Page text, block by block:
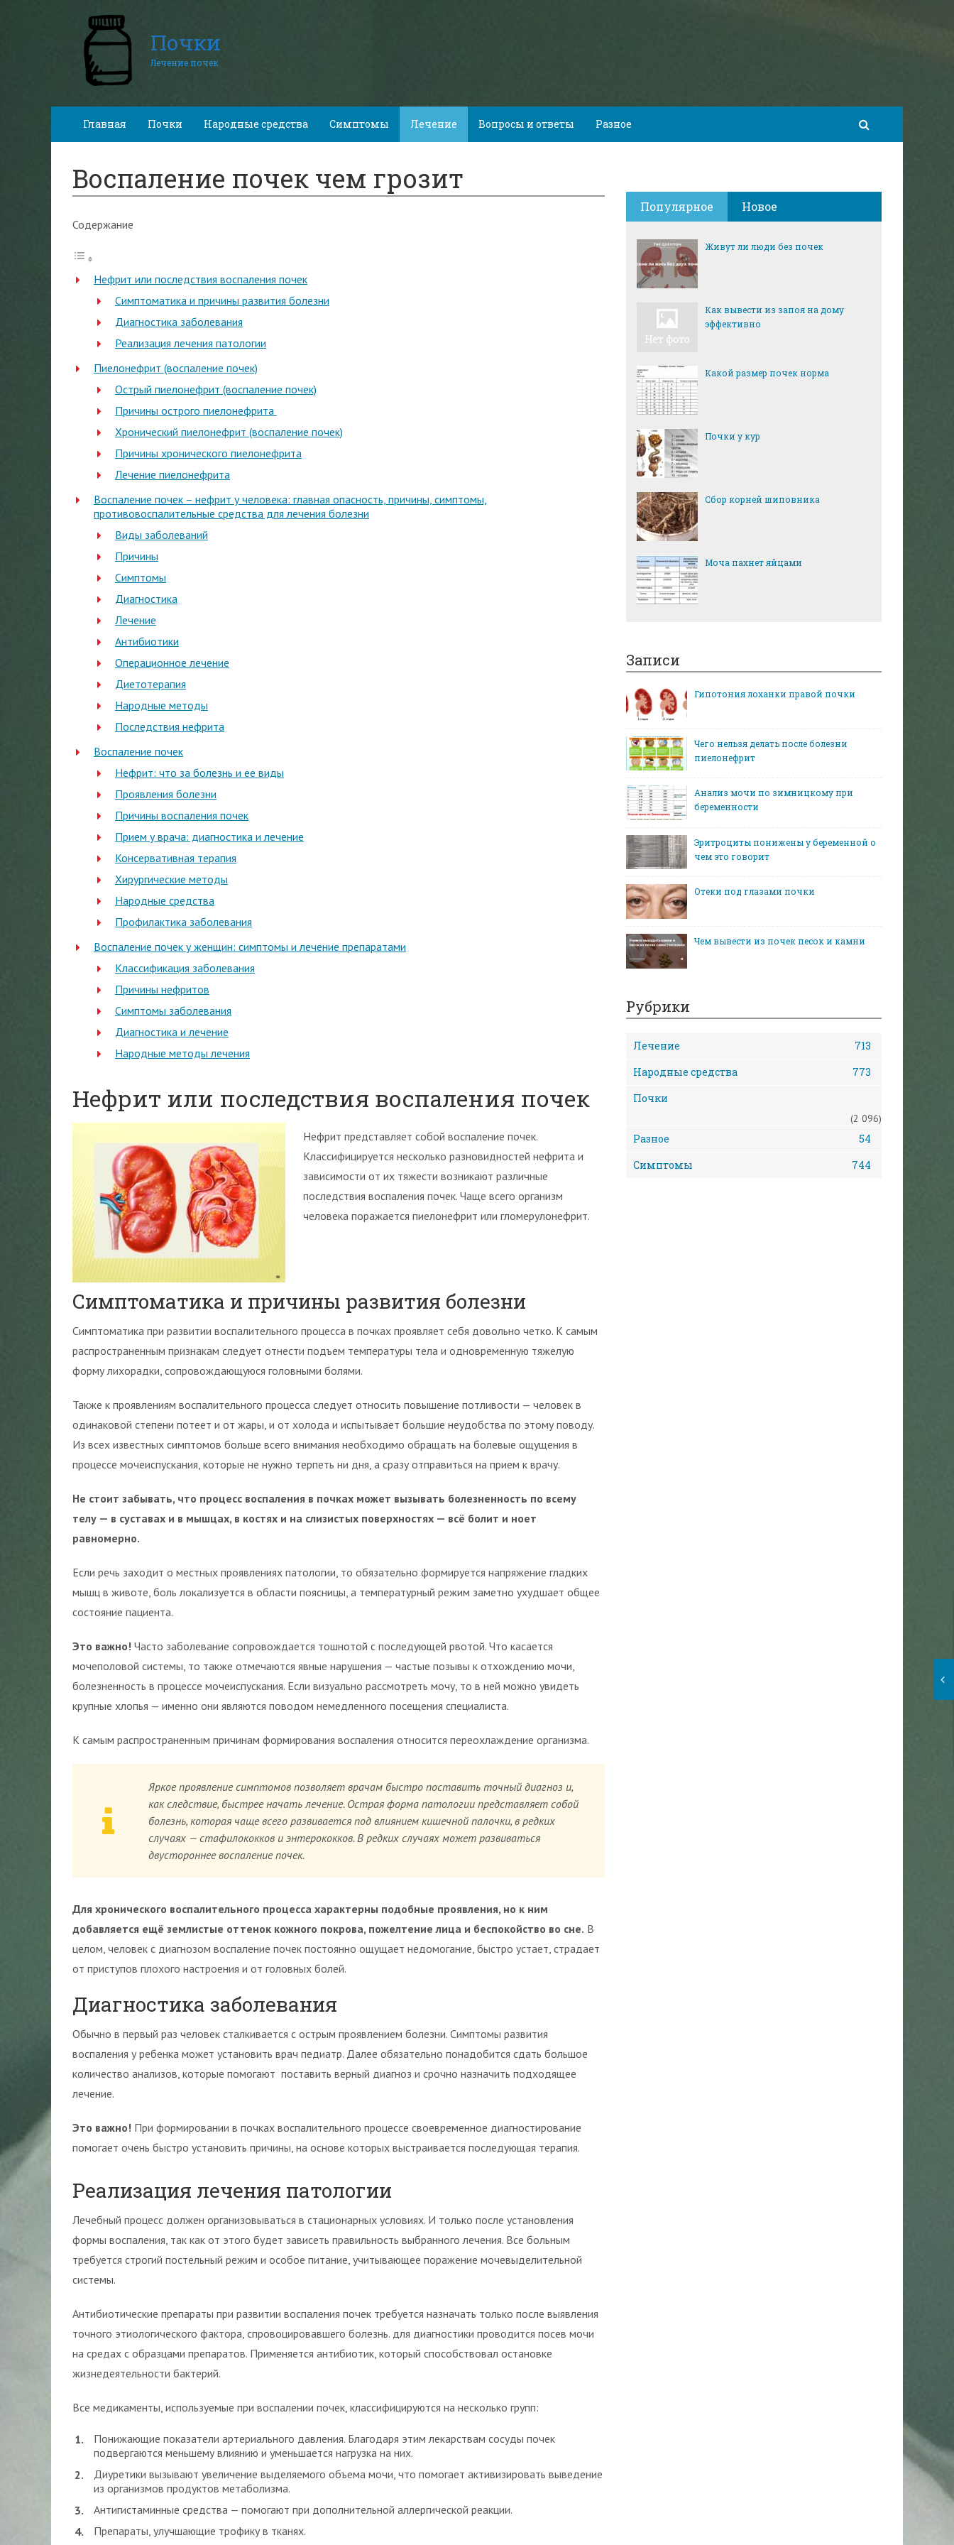
Почки
Лечение почек
Главная Почки Народные средства Симптомы Лечение Вопросы и ответы Разное
Воспаление почек чем грозит
Содержание
Нефрит или последствия воспаления почек
Симптоматика и причины развития болезни
Диагностика заболевания
Реализация лечения патологии
Пиелонефрит (воспаление почек)
Острый пиелонефрит (воспаление почек)
Причины острого пиелонефрита
Хронический пиелонефрит (воспаление почек)
Причины хронического пиелонефрита
Лечение пиелонефрита
Воспаление почек – нефрит у человека: главная опасность, причины, симптомы,
противовоспалительные средства для лечения болезни
Виды заболеваний
Причины
Симптомы
Диагностика
Лечение
Антибиотики
Операционное лечение
Диетотерапия
Народные методы
Последствия нефрита
Воспаление почек
Нефрит: что за болезнь и ее виды
Проявления болезни
Причины воспаления почек
Прием у врача: диагностика и лечение
Консервативная терапия
Хирургические методы
Народные средства
Профилактика заболевания
Воспаление почек у женщин: симптомы и лечение препаратами
Классификация заболевания
Причины нефритов
Симптомы заболевания
Диагностика и лечение
Народные методы лечения
Нефрит или последствия воспаления почек
Нефрит представляет собой воспаление почек.
Классифицируется несколько разновидностей нефрита и
зависимости от их тяжести возникают различные
последствия воспаления почек. Чаще всего организм
человека поражается пиелонефрит или гломерулонефрит.
Симптоматика и причины развития болезни
Симптоматика при развитии воспалительного процесса в почках проявляет себя довольно четко. К самым
распространенным признакам следует отнести подъем температуры тела и одновременную тяжелую
форму лихорадки, сопровождающуюся головными болями.
Также к проявлениям воспалительного процесса следует относить повышение потливости — человек в
одинаковой степени потеет и от жары, и от холода и испытывает большие неудобства по этому поводу.
Из всех известных симптомов больше всего внимания необходимо обращать на болевые ощущения в
процессе мочеиспускания, которые не нужно терпеть ни дня, а сразу отправиться на прием к врачу.
Не стоит забывать, что процесс воспаления в почках может вызывать болезненность по всему
телу — в суставах и в мышцах, в костях и на слизистых поверхностях — всё болит и ноет
равномерно.
Если речь заходит о местных проявлениях патологии, то обязательно формируется напряжение гладких
мышц в животе, боль локализуется в области поясницы, а температурный режим заметно ухудшает общее
состояние пациента.
Это важно! Часто заболевание сопровождается тошнотой с последующей рвотой. Что касается
мочеполовой системы, то также отмечаются явные нарушения — частые позывы к отхождению мочи,
болезненность в процессе мочеиспускания. Если визуально рассмотреть мочу, то в ней можно увидеть
крупные хлопья — именно они являются поводом немедленного посещения специалиста.
К самым распространенным причинам формирования воспаления относится переохлаждение организма.
Яркое проявление симптомов позволяет врачам быстро поставить точный диагноз и,
как следствие, быстрее начать лечение. Острая форма патологии представляет собой
болезнь, которая чаще всего развивается под влиянием кишечной палочки, в редких
случаях — стафилококков и энтерококков. В редких случаях может развиваться
двустороннее воспаление почек.
Для хронического воспалительного процесса характерны подобные проявления, но к ним
добавляется ещё землистые оттенок кожного покрова, пожелтение лица и беспокойство во сне. В
целом, человек с диагнозом воспаление почек постоянно ощущает недомогание, быстро устает, страдает
от приступов плохого настроения и от головных болей.
Диагностика заболевания
Обычно в первый раз человек сталкивается с острым проявлением болезни. Симптомы развития
воспаления у ребенка может установить врач педиатр. Далее обязательно понадобится сдать большое
количество анализов, которые помогают поставить верный диагноз и срочно назначить подходящее
лечение.
Это важно! При формировании в почках воспалительного процессе своевременное диагностирование
помогает очень быстро установить причины, на основе которых выстраивается последующая терапия.
Реализация лечения патологии
Лечебный процесс должен организовываться в стационарных условиях. И только после установления
формы воспаления, так как от этого будет зависеть правильность выбранного лечения. Все больным
требуется строгий постельный режим и особое питание, учитывающее поражение мочевыделительной
системы.
Антибиотические препараты при развитии воспаления почек требуется назначать только после выявления
точного этиологического фактора, спровоцировавшего болезнь. для диагностики проводится посев мочи
на средах с образцами препаратов. Применяется антибиотик, который способствовал остановке
жизнедеятельности бактерий.
Все медикаменты, используемые при воспалении почек, классифицируются на несколько групп:
Понижающие показатели артериального давления. Благодаря этим лекарствам сосуды почек
подвергаются меньшему влиянию и уменьшается нагрузка на них.
Диуретики вызывают увеличение выделяемого объема мочи, что помогает активизировать выведение
из организмов продуктов метаболизма.
Антигистаминные средства — помогают при дополнительной аллергической реакции.
Препараты, улучшающие трофику в тканях.
Популярное Новое
Живут ли люди без почек
Как вывести из запоя на дому
эффективно
Какой размер почек норма
Почки у кур
Сбор корней шиповника
Моча пахнет яйцами
Записи
Гипотония лоханки правой почки
Чего нельзя делать после болезни
пиелонефрит
Анализ мочи по зимницкому при
беременности
Эритроциты понижены у беременной о
чем это говорит
Отеки под глазами почки
Чем вывести из почек песок и камни
Рубрики
Лечение
713
Народные средства
773
Почки
(2 096)
Разное
54
Симптомы
744